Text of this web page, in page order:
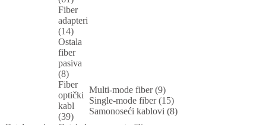
Fiber
adapteri
(14)
Ostala
fiber
pasiva
(8)
Fiber
optički
kabl
(39)
Multi-mode fiber (9)
Single-mode fiber (15)
Samonoseći kablovi (8)